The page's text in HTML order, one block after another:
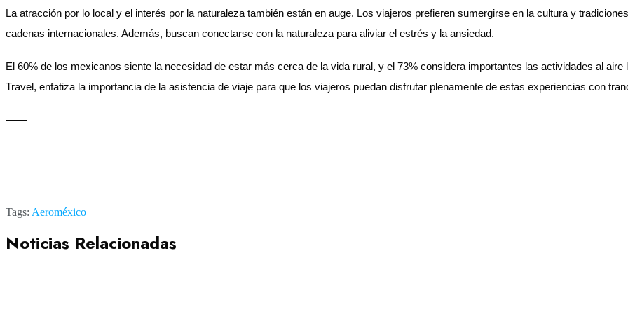
La atracción por lo local y el interés por la naturaleza también están en auge. Los viajeros prefieren sumergirse en la cultura y
cadenas internacionales. Además, buscan conectarse con la naturaleza para aliviar el estrés y la ansiedad.
El 60% de los mexicanos siente la necesidad de estar más cerca de la vida rural, y el 73% considera importantes las actividades al
Travel, enfatiza la importancia de la asistencia de viaje para que los viajeros puedan disfrutar plenamente de estas experiencias con
——
Tags: Aeroméxico
Noticias Relacionadas